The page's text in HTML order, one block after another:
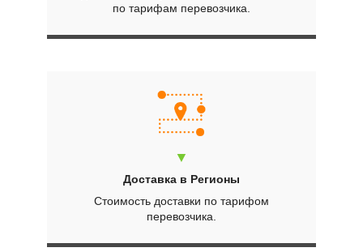
по тарифам перевозчика.
▼
Доставка в Регионы
Стоимость доставки по тарифом
перевозчика.